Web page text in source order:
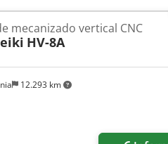
SEIKI" MOD. V 5.5 XP Completo
remoto - Dispositivo de
posiciones Dcjdpfx Agsx U S N
12.293 km
mecanizado vertical CNC
HV-8A